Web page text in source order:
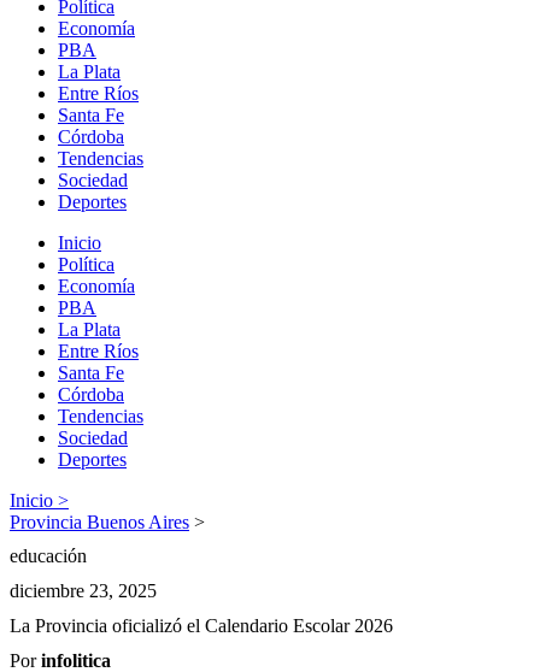
Política
Economía
PBA
La Plata
Entre Ríos
Santa Fe
Córdoba
Tendencias
Sociedad
Deportes
Inicio
Política
Economía
PBA
La Plata
Entre Ríos
Santa Fe
Córdoba
Tendencias
Sociedad
Deportes
Inicio >
Provincia Buenos Aires >
educación
diciembre 23, 2025
La Provincia oficializó el Calendario Escolar 2026
Porinfolitica